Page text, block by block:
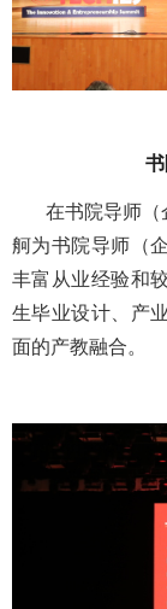
在书院导师（
舸为书院导师（
丰富从业经验和
生毕业设计、产
面的产教融合。